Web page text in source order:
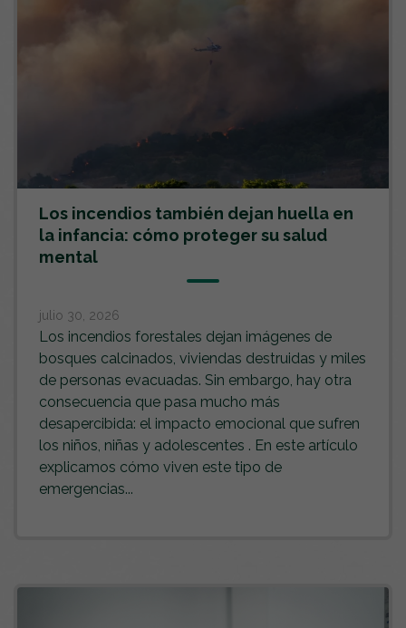
Los incendios también dejan huella en
la infancia: cómo proteger su salud
mental
julio 30, 2026
Los incendios forestales dejan imágenes de
bosques calcinados, viviendas destruidas y miles
de personas evacuadas. Sin embargo, hay otra
consecuencia que pasa mucho más
desapercibida: el impacto emocional que sufren
los niños, niñas y adolescentes . En este artículo
explicamos cómo viven este tipo de
emergencias...